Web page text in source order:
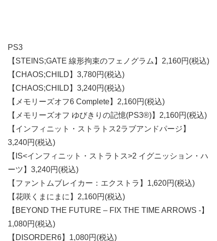
PS3
【STEINS;GATE 線形拘束のフェノグラム】2,160円(税込)
【CHAOS;CHILD】3,780円(税込)
【CHAOS;CHILD】3,240円(税込)
【メモリーズオフ6 Complete】2,160円(税込)
【メモリーズオフ ゆびきりの記憶(PS3®)】2,160円(税込)
【インフィニット・ストラトス2ラブアンドパージ】
3,240円(税込)
【IS<インフィニット・ストラトス>2 イグニッション・ハ
ーツ】3,240円(税込)
【ファントムブレイカー：エクストラ】1,620円(税込)
【花咲くまにまに】2,160円(税込)
【BEYOND THE FUTURE – FIX THE TIME ARROWS -】
1,080円(税込)
【DISORDER6】1,080円(税込)